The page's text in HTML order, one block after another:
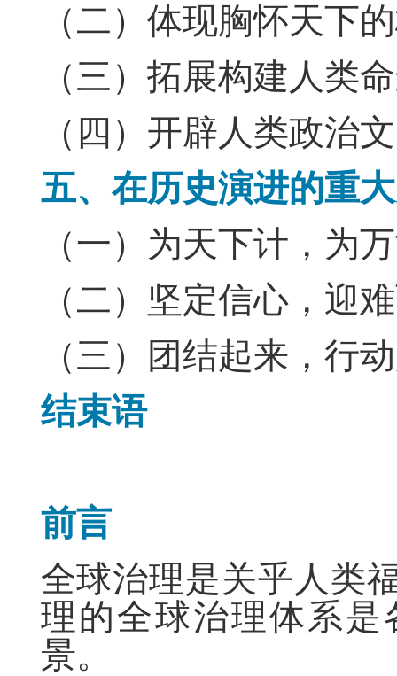
（二）体现胸怀天下
（三）拓展构建人类
（四）开辟人类政治
五、在历史演进的重
（一）为天下计，为
（二）坚定信心，迎
（三）团结起来，行
结束语
前言
全球治理是关乎人类
理的全球治理体系
景。